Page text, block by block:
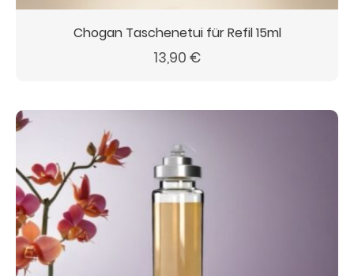
Chogan Taschenetui für Refil 15ml
13,90 €